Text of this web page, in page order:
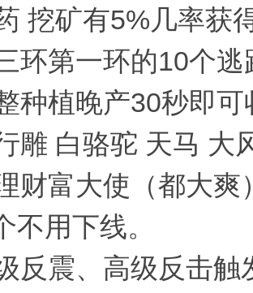
挖矿有5%几率获
环第一环的10个
种植晚产30秒即可
雕 白骆驼 天马 大
财富大使（都大
不用下线。
反震、高级反击触